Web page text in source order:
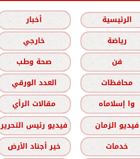
الرئيسية أخبار
رياضة
خارجي
فن
صحة وطب
محافظات
العدد الورقي
وا إسلاماه
مقالات الرأي
فيديو الزمان
فيديو رئيس التحرير
خدمات
خير أجناد الأرض